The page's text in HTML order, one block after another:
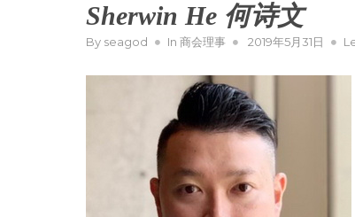
Sherwin He 何诗文
By seagod In 商会理事
Posted
2019年5月31日